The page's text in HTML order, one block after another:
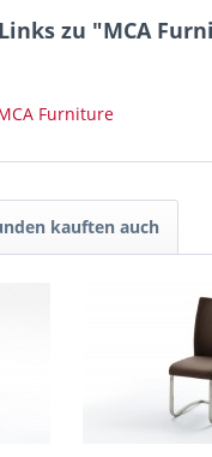
zu "MCA
Furniture
kauften auch